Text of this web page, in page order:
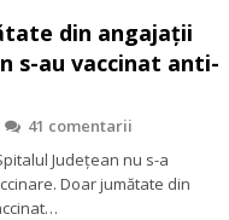
din angajații
s-au vaccinat anti-
41 comentarii
Județean nu s-a
Doar jumătate din